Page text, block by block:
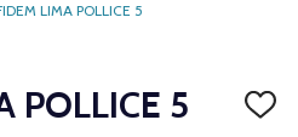
LIMA POLLICE 5
POLLICE 5